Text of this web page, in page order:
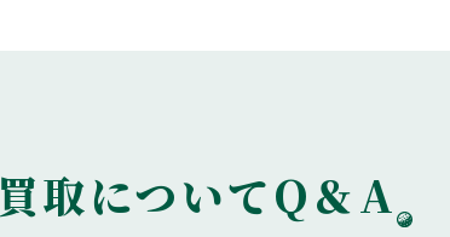
買取についてQ＆A